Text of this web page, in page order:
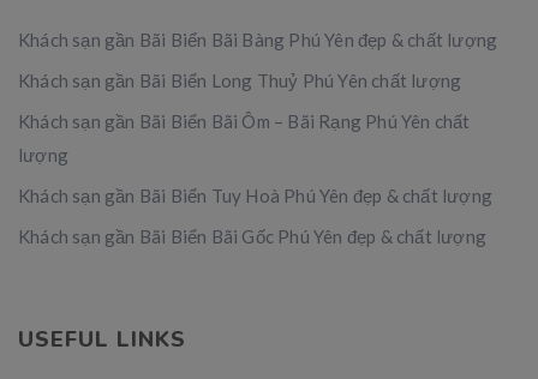
Khách sạn gần Bãi Biển Bãi Bàng Phú Yên đẹp & chất lượng
Khách sạn gần Bãi Biển Long Thuỷ Phú Yên chất lượng
Khách sạn gần Bãi Biển Bãi Ôm – Bãi Rạng Phú Yên chất
lượng
Khách sạn gần Bãi Biển Tuy Hoà Phú Yên đẹp & chất lượng
Khách sạn gần Bãi Biển Bãi Gốc Phú Yên đẹp & chất lượng
USEFUL LINKS